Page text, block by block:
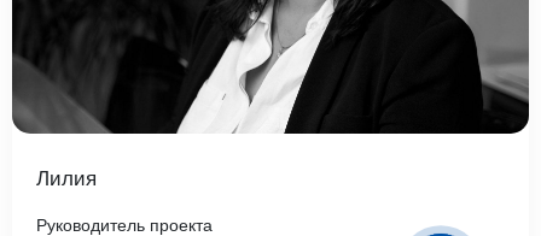
Лилия
Руководитель проекта